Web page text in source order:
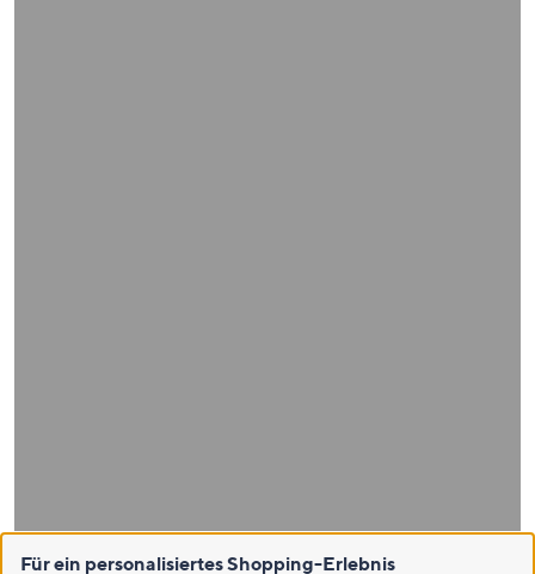
Für ein personalisiertes Shopping-Erlebnis